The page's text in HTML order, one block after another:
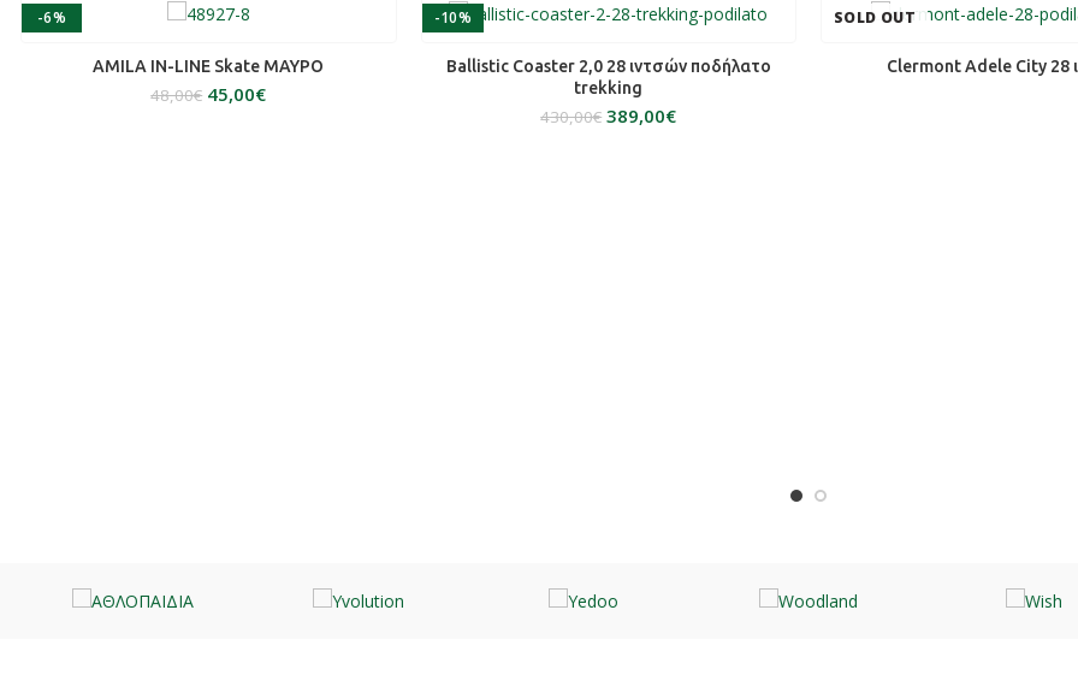
-6%
ΕΠΙΛΟΓΉ
AMILA IN-LINE Skate ΜΑΥΡΟ
48,00€ 45,00€
-10%
ΕΠΙΛΟΓΉ
Ballistic Coaster 2,0 28 ιντσών ποδήλατο
trekking
430,00€ 389,00€
SOLD OUT
ΔΙΑΒΆΣΤΕ
Clermont Adele City 28